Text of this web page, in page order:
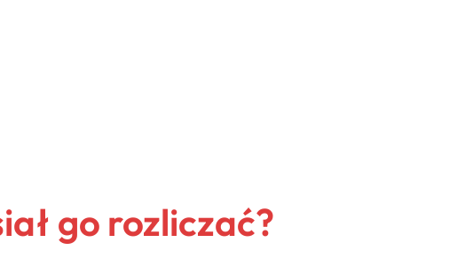
go rozliczać?